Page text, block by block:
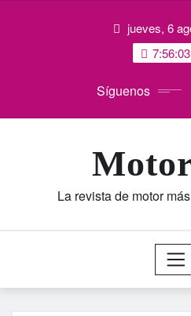
jueves, 6
Síguenos
La revista de motor